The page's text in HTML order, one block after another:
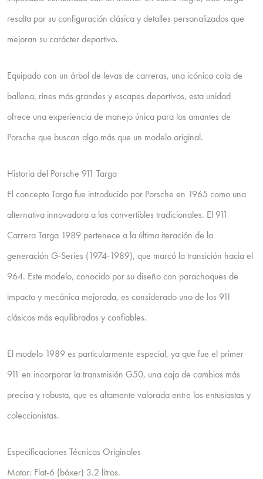
resalta por su configuración clásica y detalles personalizados que
mejoran su carácter deportivo.
Equipado con un árbol de levas de carreras, una icónica cola de
ballena, rines más grandes y escapes deportivos, esta unidad
ofrece una experiencia de manejo única para los amantes de
Porsche que buscan algo más que un modelo original.
Historia del Porsche 911 Targa
El concepto Targa fue introducido por Porsche en 1965 como una
alternativa innovadora a los convertibles tradicionales. El 911
Carrera Targa 1989 pertenece a la última iteración de la
generación G-Series (1974-1989), que marcó la transición hacia el
964. Este modelo, conocido por su diseño con parachoques de
impacto y mecánica mejorada, es considerado uno de los 911
clásicos más equilibrados y confiables.
El modelo 1989 es particularmente especial, ya que fue el primer
911 en incorporar la transmisión G50, una caja de cambios más
precisa y robusta, que es altamente valorada entre los entusiastas y
coleccionistas.
Especificaciones Técnicas Originales
Motor: Flat-6 (bóxer) 3.2 litros.